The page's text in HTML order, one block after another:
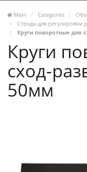
Main Categories
Стенды для регулировки
Круги поворотные для
Круги
сход-
50мм